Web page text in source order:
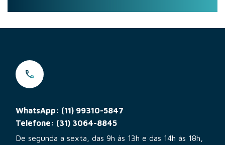
WhatsApp: (11) 99310-5847
Telefone: (31) 3064-8845
De segunda a sexta, das 9h às 13h e das 14h às 18h,